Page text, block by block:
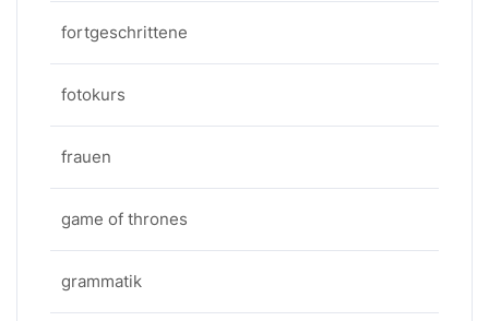
fortgeschrittene
fotokurs
frauen
game of thrones
grammatik